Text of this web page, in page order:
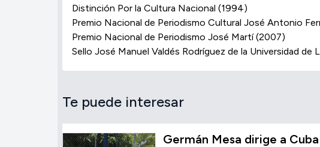
Distinción Por la Cultura Nacional (1994)
Premio Nacional de Periodismo Cultural José Antonio
Premio Nacional de Periodismo José Martí (2007)
Sello José Manuel Valdés Rodríguez de la Universidad de
Te puede interesar
Germán Mesa dirige a